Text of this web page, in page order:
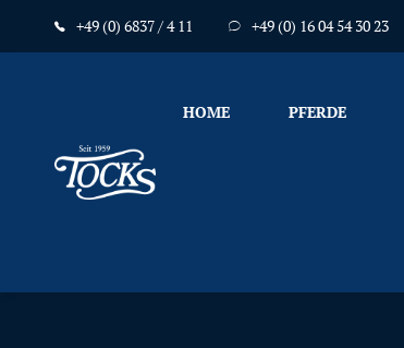
+49 (0) 6837 / 4 11 +49 (0) 16 04 54 30 23
mögen
HOME PFERDE